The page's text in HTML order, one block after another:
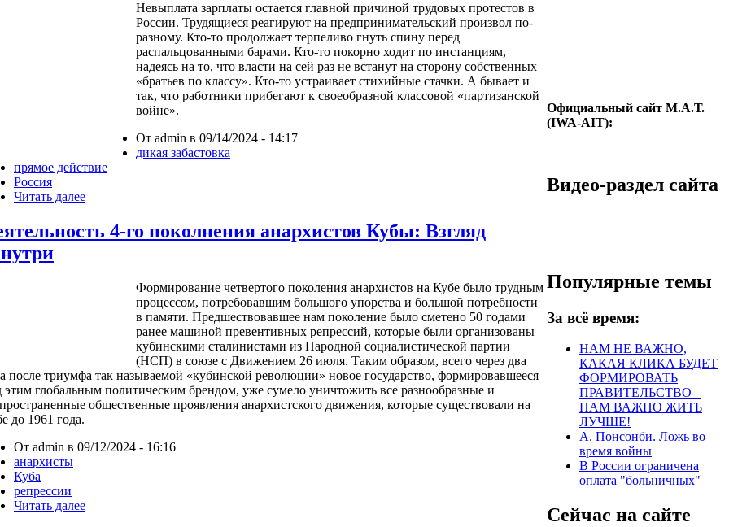
Невыплата зарплаты остается главной причиной трудовых протестов в
России. Трудящиеся реагируют на предпринимательский произвол по-
разному. Кто-то продолжает терпеливо гнуть спину перед
распальцованными барами. Кто-то покорно ходит по инстанциям,
надеясь на то, что власти на сей раз не встанут на сторону собственных
«братьев по классу». Кто-то устраивает стихийные стачки. А бывает и
так, что работники прибегают к своеобразной классовой «партизанской
войне».
От admin в 09/14/2024 - 14:17
дикая забастовка
прямое действие
Россия
Читать далее
4-го поколнения анархистов Кубы: Взгляд
Формирование четвертого поколения анархистов на Кубе было трудным
процессом, потребовавшим большого упорства и большой потребности
в памяти. Предшествовавшее нам поколение было сметено 50 годами
ранее машиной превентивных репрессий, которые были организованы
кубинскими сталинистами из Народной социалистической партии
(НСП) в союзе с Движением 26 июля. Таким образом, всего через два
после триумфа так называемой «кубинской революции» новое государство, формировавшееся
этим глобальным политическим брендом, уже сумело уничтожить все разнообразные и
общественные проявления анархистского движения, которые существовали на
до 1961 года.
От admin в 09/12/2024 - 16:16
анархисты
Куба
репрессии
Читать далее
Официальный сайт М.А.Т.
(IWA-AIT):
Видео-раздел сайта
Популярные темы
За всё время:
НАМ НЕ ВАЖНО,
КАКАЯ КЛИКА БУДЕТ
ФОРМИРОВАТЬ
ПРАВИТЕЛЬСТВО –
НАМ ВАЖНО ЖИТЬ
ЛУЧШЕ!
А. Понсонби. Ложь во
время войны
В России ограничена
оплата "больничных"
Сейчас на сайте